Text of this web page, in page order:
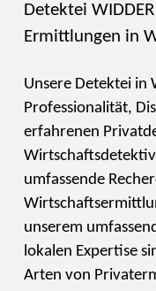
Detektei
Ermittlungen in
Unsere Detektei in
Professionalität,
erfahrenen
umfassende
unserem
lokalen Expertise
Arten von